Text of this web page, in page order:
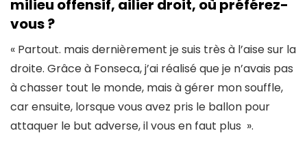
milieu offensif, ailier droit, où préférez-
vous ?
« Partout. mais dernièrement je suis très à l’aise sur la
droite. Grâce à Fonseca, j’ai réalisé que je n’avais pas
à chasser tout le monde, mais à gérer mon souffle,
car ensuite, lorsque vous avez pris le ballon pour
attaquer le but adverse, il vous en faut plus ».